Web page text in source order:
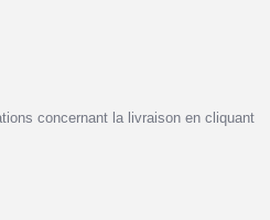
concernant la livraison en cliquant